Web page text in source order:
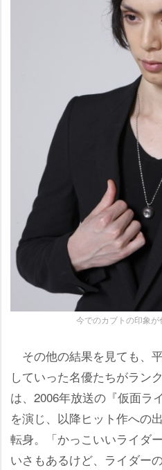
今でのカブトの印象
その他の結果を見ても、
していった名優たちがラン
は、2006年放送の『仮面ラ
を演じ、以降ヒット作への
転身。「かっこいいライダ
いさもあるけど、ライダー